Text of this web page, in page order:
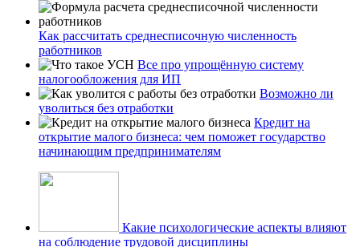
Как рассчитать среднесписочную численность
работников
Все про упрощённую систему
налогообложения для ИП
Возможно ли
уволиться без отработки
Кредит на
открытие малого бизнеса: чем поможет государство
начинающим предпринимателям
Какие психологические аспекты влияют
на соблюдение трудовой дисциплины